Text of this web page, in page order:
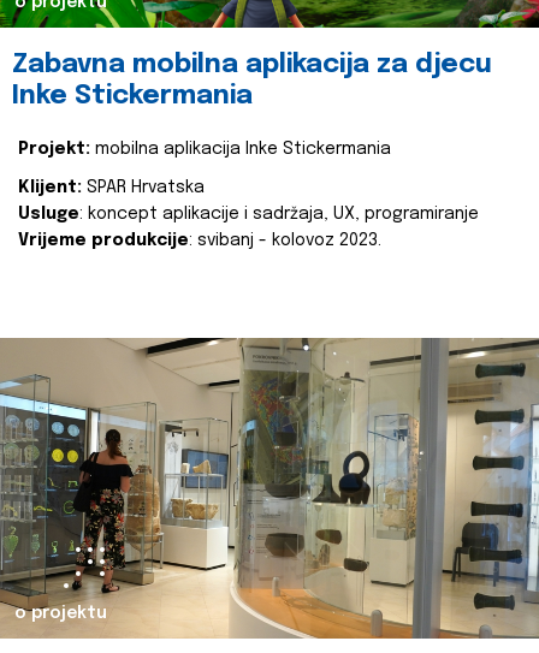
Zabavna mobilna aplikacija za djecu
Inke Stickermania
Projekt: mobilna aplikacija Inke Stickermania
Klijent: SPAR Hrvatska
Usluge: koncept aplikacije i sadržaja, UX, programiranje
Vrijeme produkcije: svibanj - kolovoz 2023.
o projektu